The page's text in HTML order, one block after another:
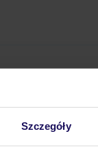
Szczegóły